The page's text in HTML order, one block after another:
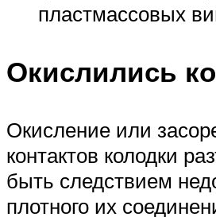
пластмассовых
Окислились
Окисление или
контактов колодки
быть следствием
плотного их